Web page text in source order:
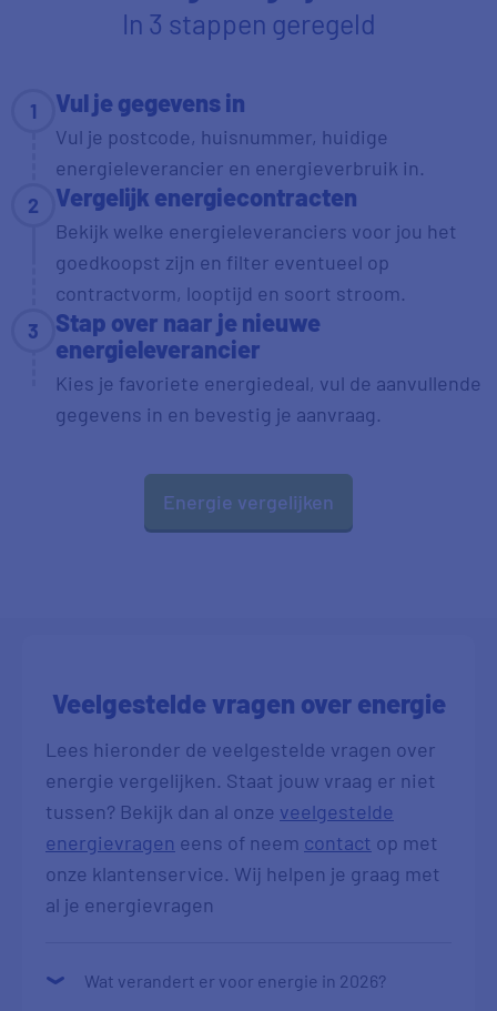
In 3 stappen geregeld
1 Vul je gegevens in
Vul je postcode, huisnummer, huidige
energieleverancier en energieverbruik in.
2
Vergelijk energiecontracten
Bekijk welke energieleveranciers voor jou het
goedkoopst zijn en filter eventueel op
contractvorm, looptijd en soort stroom.
3
Stap over naar je nieuwe
energieleverancier
Kies je favoriete energiedeal, vul de aanvullende
gegevens in en bevestig je aanvraag.
Energie vergelijken
Veelgestelde vragen over energie
Lees hieronder de veelgestelde vragen over
energie vergelijken. Staat jouw vraag er niet
tussen? Bekijk dan al onze veelgestelde
energievragen eens of neem contact op met
onze klantenservice. Wij helpen je graag met
al je energievragen
Wat verandert er voor energie in 2026?